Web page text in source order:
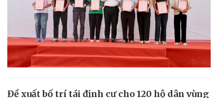
Đề xuất bố trí tái định cư cho 120 hộ dân vùng